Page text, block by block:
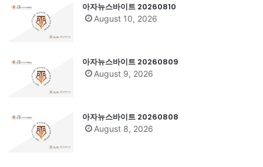
아자뉴스바이트 20260810
August 10, 2026
아자뉴스바이트 20260809
August 9, 2026
아자뉴스바이트 20260808
August 8, 2026